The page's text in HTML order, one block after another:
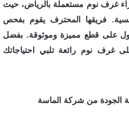
غرف نوم مستعملة بالرياض، حيث
فريقها المحترف يقوم بفحص
على قطع مميزة وموثوقة. بفضل
غرف نوم رائعة تلبي احتياجاتك
الجودة من شركة الماسة